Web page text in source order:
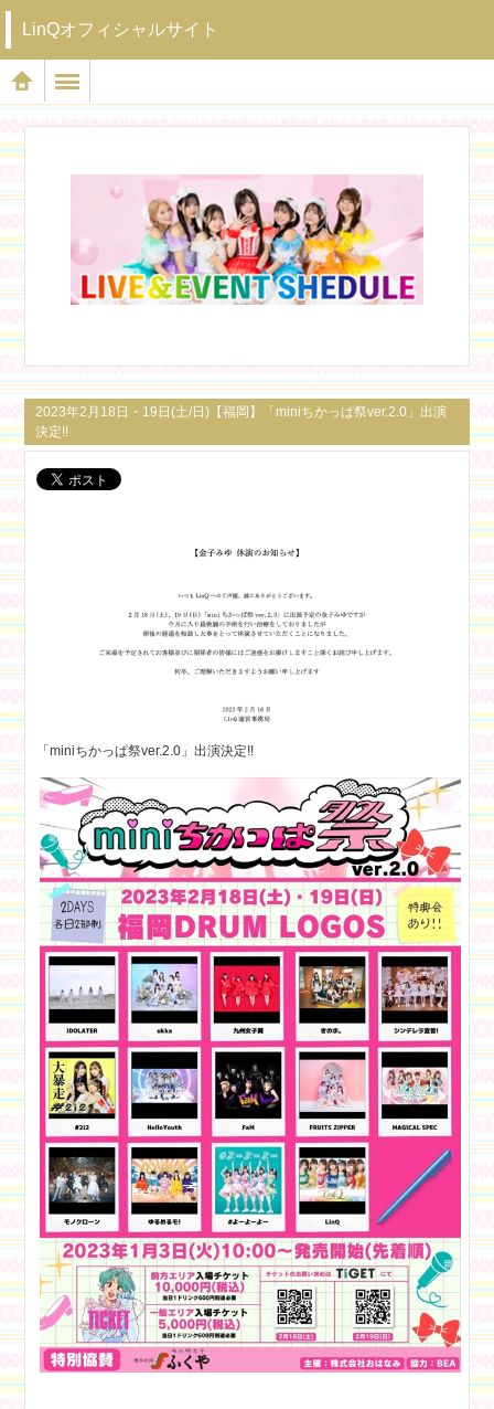
LinQオフィシャルサイト
2023年2月18日・19日(土/日)【福岡】「miniちかっぱ祭ver.2.0」出演
決定!!
「miniちかっぱ祭ver.2.0」出演決定!!